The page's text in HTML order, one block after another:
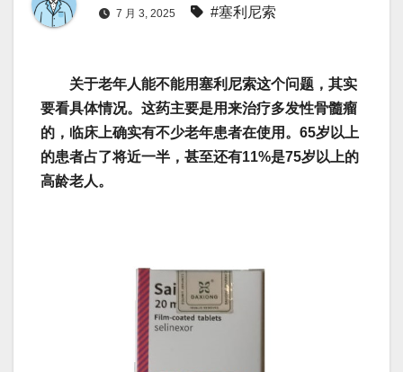
7 月 3, 2025 #塞利尼索
关于老年人能不能用塞利尼索这个问题，其实
要看具体情况。这药主要是用来治疗多发性骨髓瘤
的，临床上确实有不少老年患者在使用。65岁以上
的患者占了将近一半，甚至还有11%是75岁以上的
高龄老人。